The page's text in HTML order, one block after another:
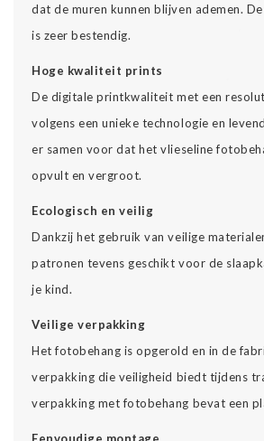
dat de muren kunnen blijven ademen.
is zeer bestendig.
Hoge kwaliteit prints
De digitale printkwaliteit met een
volgens een unieke technologie en
er samen voor dat het vlieseline
opvult en vergroot.
Ecologisch en veilig
Dankzij het gebruik van veilige
patronen tevens geschikt voor de
je kind.
Veilige verpakking
Het fotobehang is opgerold en in de
verpakking die veiligheid biedt tijdens
verpakking met fotobehang bevat een
Eenvoudige montage